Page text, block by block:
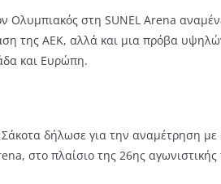
Ολυμπιακός στη SUNEL Arena
της ΑΕΚ, αλλά και μια πρόβα
και Ευρώπη.
δήλωσε για την αναμέτρηση
στο πλαίσιο της 26ης